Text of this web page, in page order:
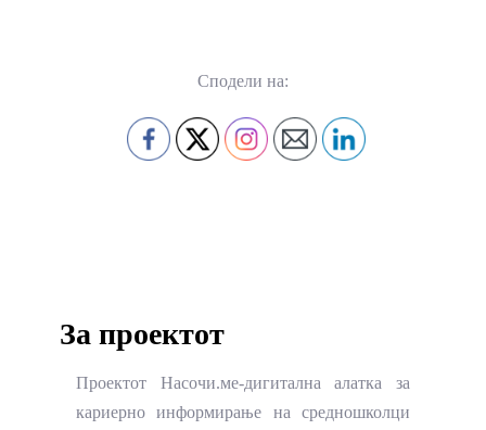
Сподели на:
За проектот
Проектот Насочи.ме-дигитална алатка за
кариерно информирање на средношколци